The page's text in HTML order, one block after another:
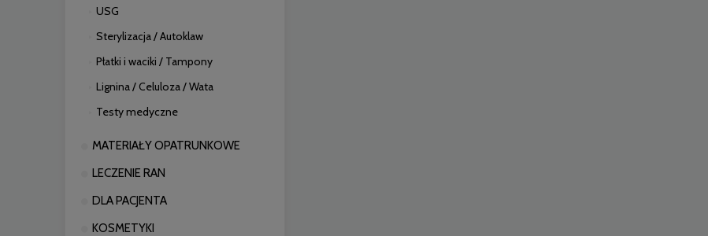
USG
Sterylizacja / Autoklaw
Płatki i waciki / Tampony
Lignina / Celuloza / Wata
Testy medyczne
MATERIAŁY OPATRUNKOWE
LECZENIE RAN
DLA PACJENTA
KOSMETYKI